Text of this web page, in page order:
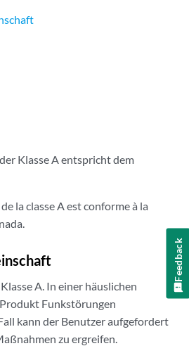
Klasse A entspricht dem
la classe A est conforme à la
A. In einer häuslichen
Funkstörungen
kann der Benutzer aufgefordert
zu ergreifen.
Feedback